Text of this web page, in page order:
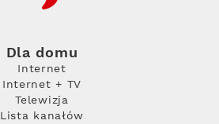
Dla domu
Internet
Internet + TV
Telewizja
Lista kanałów